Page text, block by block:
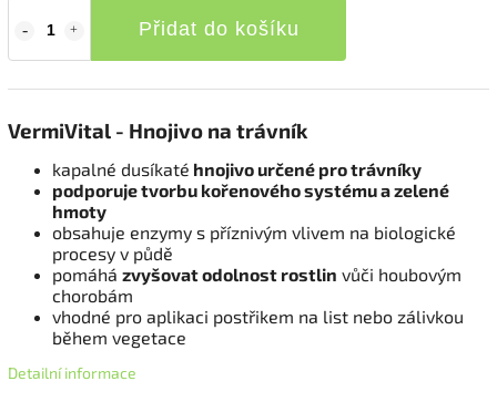
Přidat do košíku
VermiVital - Hnojivo na trávník
kapalné dusíkaté hnojivo určené pro trávníky
podporuje tvorbu kořenového systému a zelené
hmoty
obsahuje enzymy s příznivým vlivem na biologické
procesy v půdě
pomáhá zvyšovat odolnost rostlin vůči houbovým
chorobám
vhodné pro aplikaci postřikem na list nebo zálivkou
během vegetace
Detailní informace